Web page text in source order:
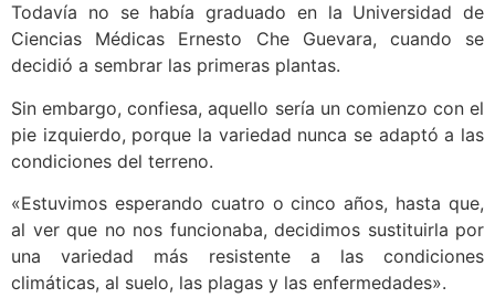
Todavía no se había graduado en la Universidad de
Ciencias Médicas Ernesto Che Guevara, cuando se
decidió a sembrar las primeras plantas.
Sin embargo, confiesa, aquello sería un comienzo con el
pie izquierdo, porque la variedad nunca se adaptó a las
condiciones del terreno.
«Estuvimos esperando cuatro o cinco años, hasta que,
al ver que no nos funcionaba, decidimos sustituirla por
una variedad más resistente a las condiciones
climáticas, al suelo, las plagas y las enfermedades».